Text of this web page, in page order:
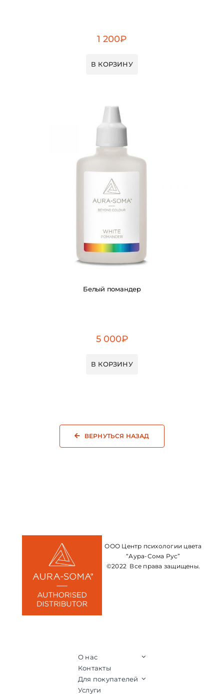
1 200₽
В КОРЗИНУ
Белый помандер
5 000₽
В КОРЗИНУ
ВЕРНУТЬСЯ НАЗАД
ООО Центр психологии цвета
“Аура-Сома Рус”
©2022 Все права защищены.
О нас
Контакты
Для покупателей
Услуги